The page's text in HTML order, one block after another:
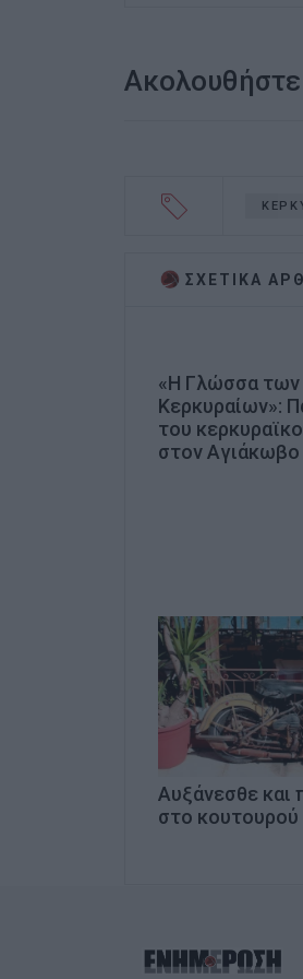
ΣΧΕΤΙΚA
«Η Γλώσσα των
Κερκυραίων»:
του
στον Αγιάκωβο
Αυξάνεσθε και
στο κουτουρού